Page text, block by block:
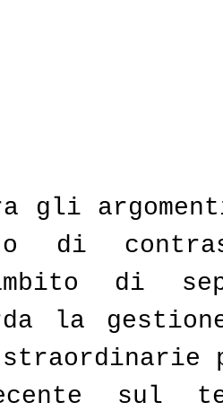
gli
di
di
la